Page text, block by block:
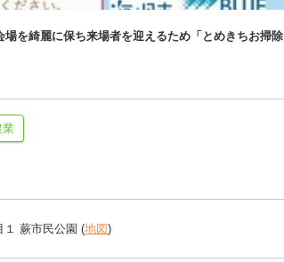
を綺麗に保ち来場者を迎えるため「とめきちお掃除
業
１ 蕨市民公園 (地図)